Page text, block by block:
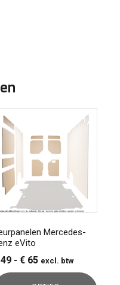
Mercedes-
eVito
49 - € 65Prijsklasse:
€ 49
excl. btw